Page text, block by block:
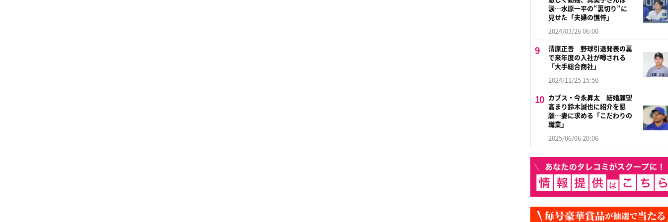
涙…水原一平の“裏切り”に
見せた「夫婦の憔悴」
2024/03/26 06:00
清原正吾 野球引退発表の裏
で来年度の入社が噂される
「大手総合商社」
2024/11/25 15:50
カブス・今永昇太 結婚願望
高まり鈴木誠也に紹介を懇
願…妻に求める「こだわりの
職業」
2025/06/06 20:06